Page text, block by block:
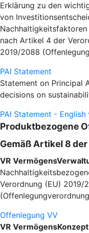
Erklärung zu den
von
Nachhaltigkeitsfaktoren
nach Artikel 4 der
2019/2088
PAI Statement
Statement on Principal
decisions on
PAI Statement - English
Produktbezogene
Gemäß Artikel 8
VR
Verordnung (EU) 2019/
Offenlegung VV
VR